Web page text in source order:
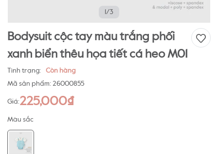
1/3
Bodysuit cộc tay màu trắng phối
xanh biển thêu họa tiết cá heo M01
Tình trạng:
Còn hàng
Mã sản phẩm: 26000855
Giá:225,000₫
Màu sắc